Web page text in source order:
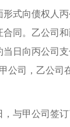
式向债权人
同。乙公司
日向丙公司
公司，乙公司
与甲公司签